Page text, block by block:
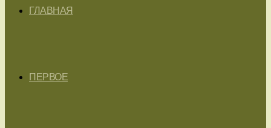
ГЛАВНАЯ
ПЕРВОЕ